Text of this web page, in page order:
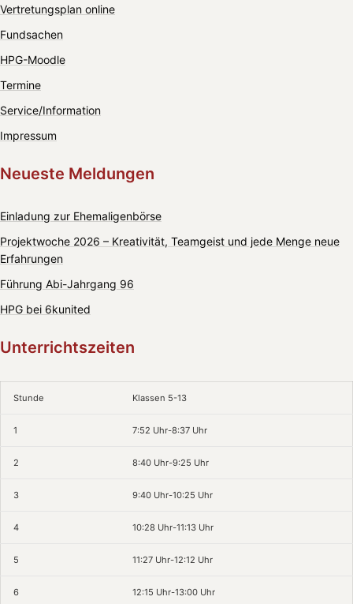
Vertretungsplan online
Fundsachen
HPG-Moodle
Termine
Service/Information
Impressum
Neueste Meldungen
Einladung zur Ehemaligenbörse
Projektwoche 2026 – Kreativität, Teamgeist und jede Menge neue
Erfahrungen
Führung Abi-Jahrgang 96
HPG bei 6kunited
Unterrichtszeiten
Stunde Klassen 5-13
1 7:52 Uhr-8:37 Uhr
2 8:40 Uhr-9:25 Uhr
3 9:40 Uhr-10:25 Uhr
4 10:28 Uhr-11:13 Uhr
5 11:27 Uhr-12:12 Uhr
6 12:15 Uhr-13:00 Uhr